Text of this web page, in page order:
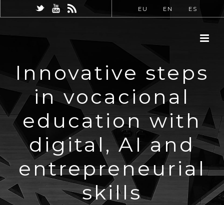
EU EN ES
Innovative steps
in vocacional
education with
digital, AI and
entrepreneurial
skills